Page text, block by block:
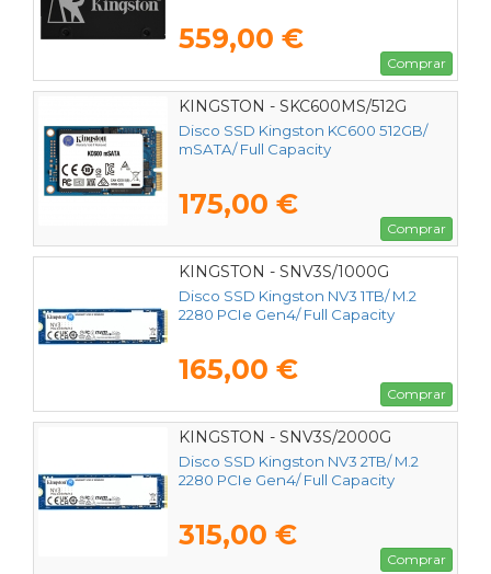
559,00 €
Comprar
KINGSTON - SKC600MS/512G
Disco SSD Kingston KC600 512GB/
mSATA/ Full Capacity
175,00 €
Comprar
KINGSTON - SNV3S/1000G
Disco SSD Kingston NV3 1TB/ M.2
2280 PCIe Gen4/ Full Capacity
165,00 €
Comprar
KINGSTON - SNV3S/2000G
Disco SSD Kingston NV3 2TB/ M.2
2280 PCIe Gen4/ Full Capacity
315,00 €
Comprar